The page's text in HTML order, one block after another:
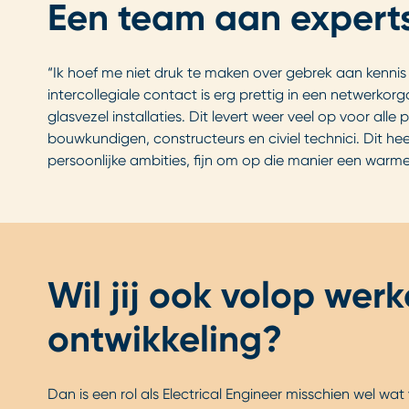
Een team aan
“Ik hoef me niet druk te maken over gebrek aan
intercollegiale contact is erg prettig in een
glasvezel installaties. Dit levert weer veel op voor alle
bouwkundigen, constructeurs en civiel technici. Dit
persoonlijke ambities, fijn om op die manier een
Wil jij ook volop
ontwikkeling?
Dan is een rol als Electrical Engineer misschien wel